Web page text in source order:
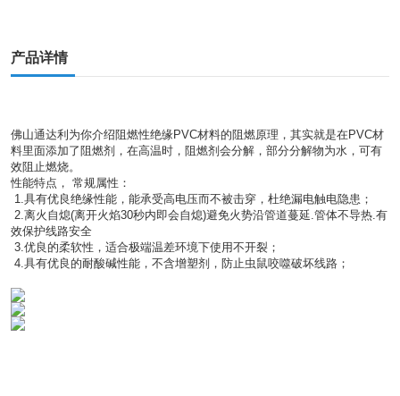
产品详情
佛山通达利为你介绍阻燃性绝缘PVC材料的阻燃原理，其实就是在PVC材
料里面添加了阻燃剂，在高温时，阻燃剂会分解，部分分解物为水，可有
效阻止燃烧。
性能特点， 常规属性：
1.具有优良绝缘性能，能承受高电压而不被击穿，杜绝漏电触电隐患；
效保护线路安全
3.优良的柔软性，适合极端温差环境下使用不开裂；
4.具有优良的耐酸碱性能，不含增塑剂，防止虫鼠咬噬破坏线路；